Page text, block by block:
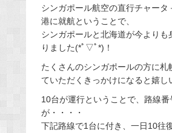
シンガポール航空の直行チャータ
港に就航ということで、
シンガポールと北海道が今よりも
りました(*ﾟ▽ﾟ*)！
たくさんのシンガポールの方に札
ていただくきっかけになると嬉し
10台が運行ということで、路線
が・・・・
下記路線で1台に付き、一日10往